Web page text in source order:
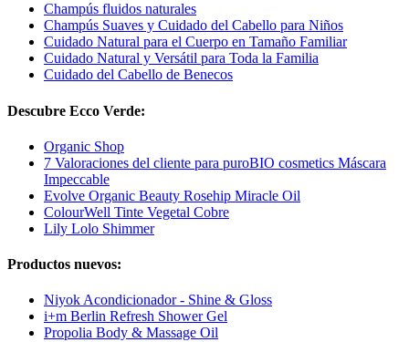
Champús fluidos naturales
Champús Suaves y Cuidado del Cabello para Niños
Cuidado Natural para el Cuerpo en Tamaño Familiar
Cuidado Natural y Versátil para Toda la Familia
Cuidado del Cabello de Benecos
Descubre Ecco Verde:
Organic Shop
7 Valoraciones del cliente para puroBIO cosmetics Máscara
Impeccable
Evolve Organic Beauty Rosehip Miracle Oil
ColourWell Tinte Vegetal Cobre
Lily Lolo Shimmer
Productos nuevos:
Niyok Acondicionador - Shine & Gloss
i+m Berlin Refresh Shower Gel
Propolia Body & Massage Oil